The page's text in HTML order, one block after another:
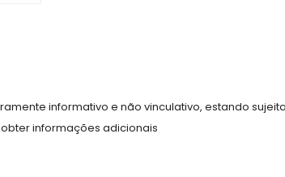
informativo e não vinculativo, estando
informações adicionais